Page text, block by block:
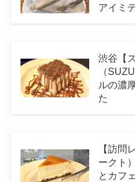
アイミ
渋谷【
（
ルの濃
た
【訪問
ークト
とカフ